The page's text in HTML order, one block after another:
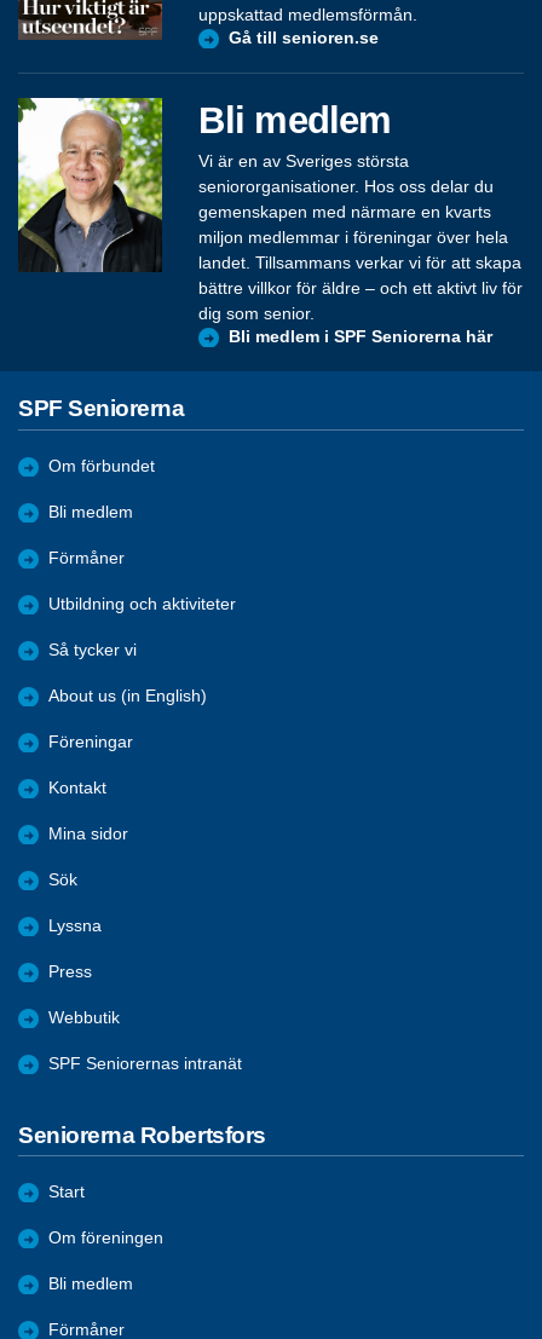
uppskattad medlemsförmån.
Gå till senioren.se
Bli medlem
Vi är en av Sveriges största
seniororganisationer. Hos oss delar du
gemenskapen med närmare en kvarts
miljon medlemmar i föreningar över hela
landet. Tillsammans verkar vi för att skapa
bättre villkor för äldre – och ett aktivt liv för
dig som senior.
Bli medlem i SPF Seniorerna här
SPF Seniorerna
Om förbundet
Bli medlem
Förmåner
Utbildning och aktiviteter
Så tycker vi
About us (in English)
Föreningar
Kontakt
Mina sidor
Sök
Lyssna
Press
Webbutik
SPF Seniorernas intranät
Seniorerna Robertsfors
Start
Om föreningen
Bli medlem
Förmåner